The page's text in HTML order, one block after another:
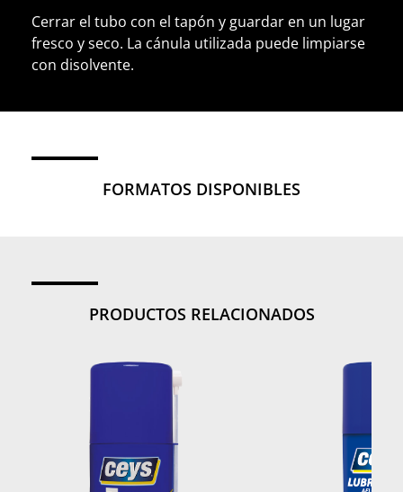
Cerrar el tubo con el tapón y guardar en un lugar
fresco y seco. La cánula utilizada puede limpiarse
con disolvente.
FORMATOS DISPONIBLES
PRODUCTOS RELACIONADOS